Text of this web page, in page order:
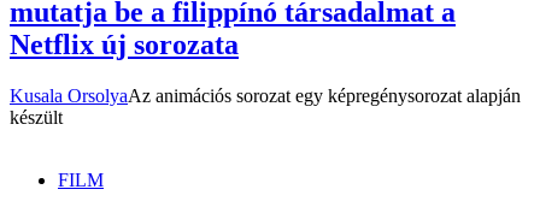
mutatja be a filippínó társadalmat a
Netflix új sorozata
Kusala OrsolyaAz animációs sorozat egy képregénysorozat alapján
készült
FILM